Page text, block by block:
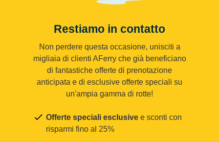
Restiamo in contatto
Non perdere questa occasione, unisciti a
migliaia di clienti AFerry che già beneficiano
di fantastiche offerte di prenotazione
anticipata e di esclusive offerte speciali su
un'ampia gamma di rotte!
Offerte speciali esclusive e sconti con
risparmi fino al 25%